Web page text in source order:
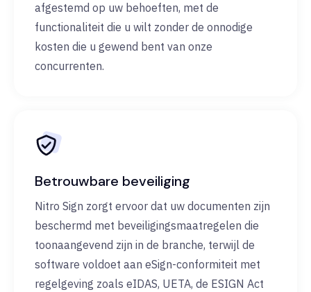
afgestemd op uw behoeften, met de
functionaliteit die u wilt zonder de onnodige
kosten die u gewend bent van onze
concurrenten.
Betrouwbare beveiliging
Nitro Sign zorgt ervoor dat uw documenten zijn
beschermd met beveiligingsmaatregelen die
toonaangevend zijn in de branche, terwijl de
software voldoet aan eSign-conformiteit met
regelgeving zoals eIDAS, UETA, de ESIGN Act